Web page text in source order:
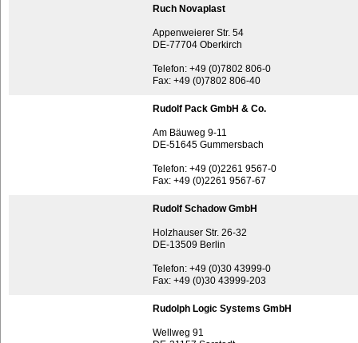
Ruch Novaplast
Appenweierer Str. 54
DE-77704 Oberkirch
Telefon: +49 (0)7802 806-0
Fax: +49 (0)7802 806-40
Rudolf Pack GmbH & Co.
Am Bäuweg 9-11
DE-51645 Gummersbach
Telefon: +49 (0)2261 9567-0
Fax: +49 (0)2261 9567-67
Rudolf Schadow GmbH
Holzhauser Str. 26-32
DE-13509 Berlin
Telefon: +49 (0)30 43999-0
Fax: +49 (0)30 43999-203
Rudolph Logic Systems GmbH
Wellweg 91